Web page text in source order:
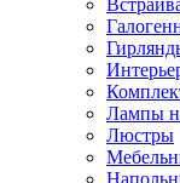
Лампы
Люстры